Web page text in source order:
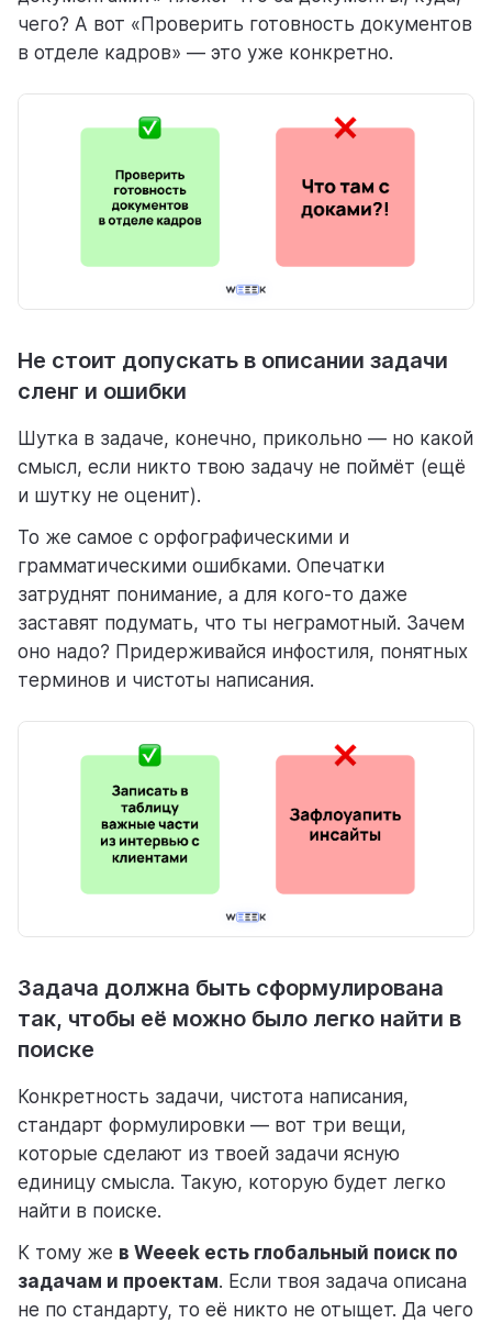
чего? А вот «Проверить готовность документов
в отделе кадров» — это уже конкретно.
Не стоит допускать в описании задачи
сленг и ошибки
Шутка в задаче, конечно, прикольно — но какой
смысл, если никто твою задачу не поймёт (ещё
и шутку не оценит).
То же самое с орфографическими и
грамматическими ошибками. Опечатки
затруднят понимание, а для кого-то даже
заставят подумать, что ты неграмотный. Зачем
оно надо? Придерживайся инфостиля, понятных
терминов и чистоты написания.
Задача должна быть сформулирована
так, чтобы её можно было легко найти в
поиске
Конкретность задачи, чистота написания,
стандарт формулировки — вот три вещи,
которые сделают из твоей задачи ясную
единицу смысла. Такую, которую будет легко
найти в поиске.
К тому же в Weeek есть глобальный поиск по
задачам и проектам. Если твоя задача описана
не по стандарту, то её никто не отыщет. Да чего